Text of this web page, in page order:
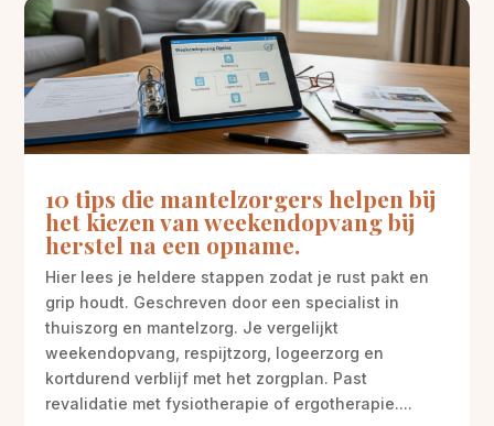
10 tips die mantelzorgers helpen bij
het kiezen van weekendopvang bij
herstel na een opname.
Hier lees je heldere stappen zodat je rust pakt en
grip houdt. Geschreven door een specialist in
thuiszorg en mantelzorg. Je vergelijkt
weekendopvang, respijtzorg, logeerzorg en
kortdurend verblijf met het zorgplan. Past
revalidatie met fysiotherapie of ergotherapie....
Gratis
kennismaking?
M
Neem vrijblijvend contact op!